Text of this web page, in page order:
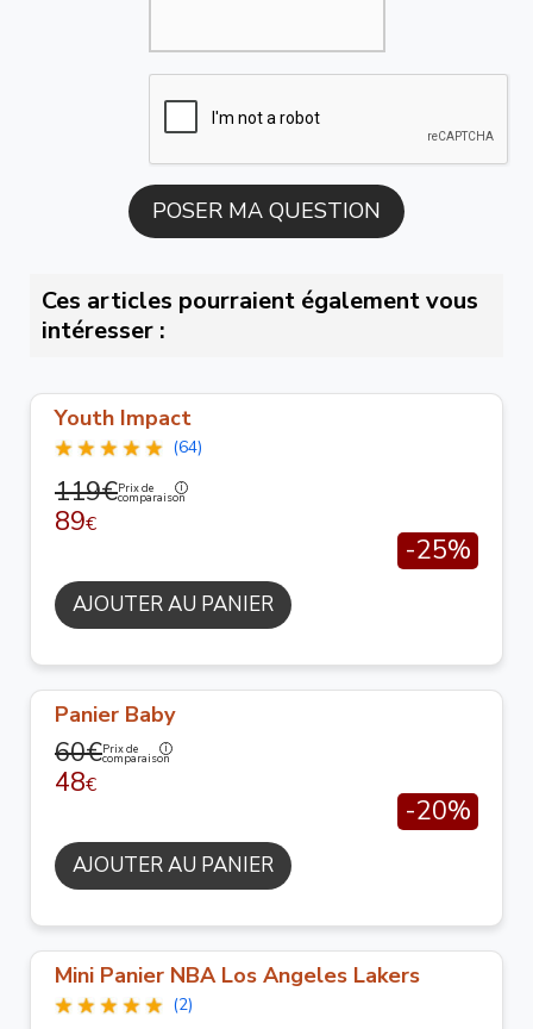
Ces articles pourraient également vous
intéresser :
Youth Impact
(64)
119€Prix de
comparaison
89€
-25%
AJOUTER AU PANIER
Panier Baby
60€Prix de
comparaison
48€
-20%
AJOUTER AU PANIER
Mini Panier NBA Los Angeles Lakers
(2)